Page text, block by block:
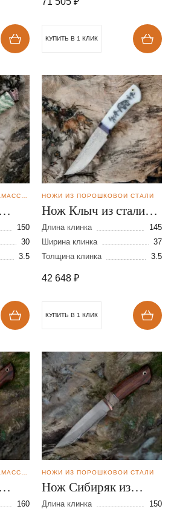
КУПИТЬ В 1 КЛИК
150
30
3.5
НОЖИ ИЗ ПОРОШКОВОЙ СТАЛИ
Нож Клыч из стали
Elmax в
нержавеющих
обкладках
Длина клинка
145
Ширина клинка
37
Толщина клинка
3.5
42 648 ₽
КУПИТЬ В 1 КЛИК
160
НОЖИ ИЗ ПОРОШКОВОЙ СТАЛИ
Нож Сибиряк из
стали S390 в
Длина клинка
150